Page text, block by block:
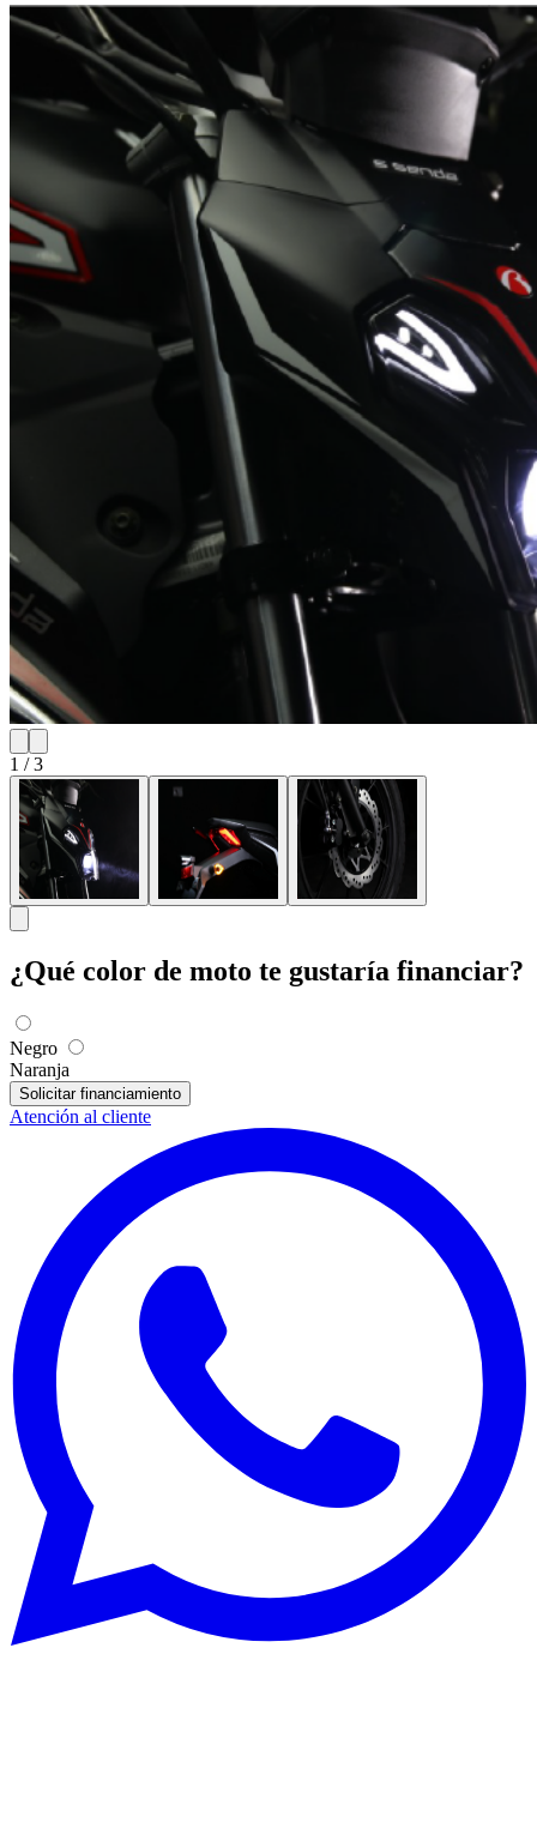
1 /3
¿Qué color de moto te gustaría financiar?
Negro
Naranja
Solicitar financiamiento
Atención al cliente